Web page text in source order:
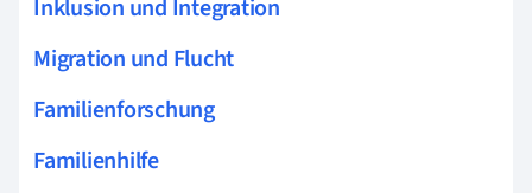
Inklusion und Integration
Migration und Flucht
Familienforschung
Familienhilfe